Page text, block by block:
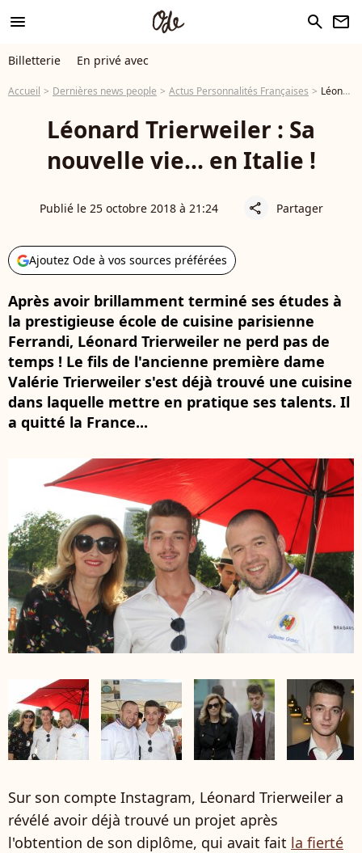
menu search newsletter
Billetterie En privé avec
Accueil Dernières news people Actus Personnalités Françaises Léonard Trierweiler : Sa nouvelle vie... en Italie !
Léonard Trierweiler : Sa
nouvelle vie... en Italie !
Publié le 25 octobre 2018 à 21:24 share Partager
Ajoutez Ode à vos sources préférées
Après avoir brillamment terminé ses études à
la prestigieuse école de cuisine parisienne
Ferrandi, Léonard Trierweiler ne perd pas de
temps ! Le fils de l'ancienne première dame
Valérie Trierweiler s'est déjà trouvé une cuisine
dans laquelle mettre en pratique ses talents. Il
a quitté la France...
Sur son compte Instagram, Léonard Trierweiler a
révélé avoir déjà trouvé un projet après
l'obtention de son diplôme, qui avait fait la fierté